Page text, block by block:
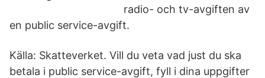
radio- och tv-avgiften av
en public service-avgift.
Källa: Skatteverket. Vill du veta vad just du ska
betala i public service-avgift, fyll i dina uppgifter